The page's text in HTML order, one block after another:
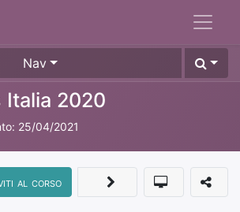
Nav
Italia 2020
25/04/2021
al corso